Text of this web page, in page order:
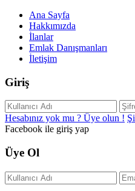
Ana Sayfa
Hakkımızda
İlanlar
Emlak Danışmanları
İletişim
Giriş
Hesabınız yok mu ? Üye olun !
Facebook ile giriş yap
Üye Ol